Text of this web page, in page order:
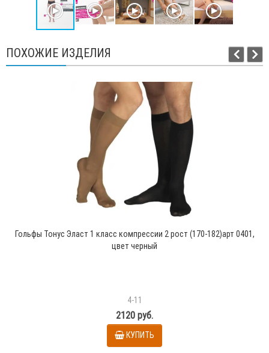
ПОХОЖИЕ ИЗДЕЛИЯ
Гольфы Тонус Эласт 1 класс компрессии 2 рост (170-182)арт 0401,
цвет черный
4-11
2120 руб.
КУПИТЬ